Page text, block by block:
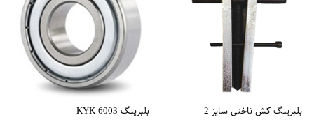
بلبرینگ کش ناخنی سایز 2 بلبرینگ 6003 KYK